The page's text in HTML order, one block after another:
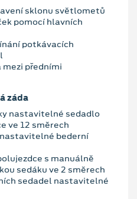
sklonu světlometů
pomocí hlavních
potkávacích
předními
záda
nastavitelné sedadlo
ve 12 směrech
bederní
s manuálně
sedáku ve 2 směrech
sedadel nastavitelné